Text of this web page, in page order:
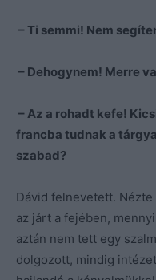
– Ti semmi! Nem
– Dehogynem! Merre
– Az a rohadt kefe!
francba tudnak a
szabad?
Dávid felnevetett.
az járt a fejében,
aztán nem tett egy
dolgozott, mindig